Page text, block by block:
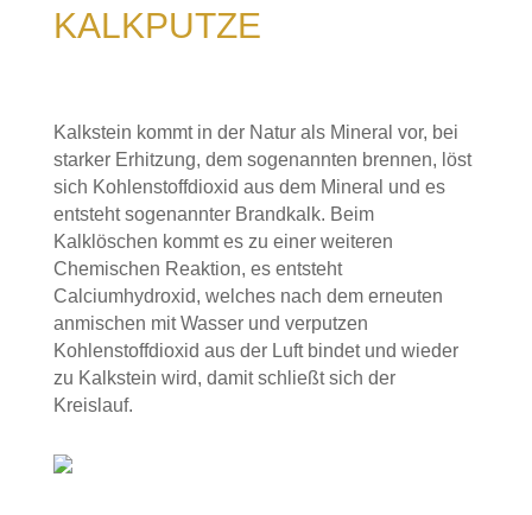
KALKPUTZE
Kalkstein kommt in der Natur als Mineral vor, bei
starker Erhitzung, dem sogenannten brennen, löst
sich Kohlenstoffdioxid aus dem Mineral und es
entsteht sogenannter Brandkalk. Beim
Kalklöschen kommt es zu einer weiteren
Chemischen Reaktion, es entsteht
Calciumhydroxid, welches nach dem erneuten
anmischen mit Wasser und verputzen
Kohlenstoffdioxid aus der Luft bindet und wieder
zu Kalkstein wird, damit schließt sich der
Kreislauf.